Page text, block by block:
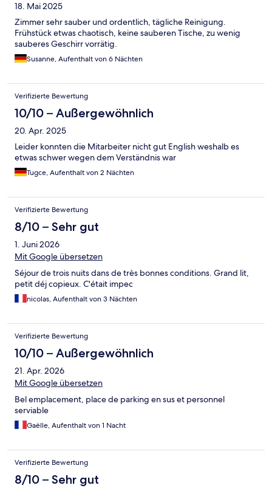
18. Mai 2025
Zimmer sehr sauber und ordentlich, tägliche Reinigung.
Frühstück etwas chaotisch, keine sauberen Tische, zu wenig
sauberes Geschirr vorrätig.
Susanne, Aufenthalt von 6 Nächten
Verifizierte Bewertung
10/10 – Außergewöhnlich
20. Apr. 2025
Leider konnten die Mitarbeiter nicht gut English weshalb es
etwas schwer wegen dem Verständnis war
Tugce, Aufenthalt von 2 Nächten
Verifizierte Bewertung
8/10 – Sehr gut
1. Juni 2026
Mit Google übersetzen
Séjour de trois nuits dans de très bonnes conditions. Grand lit,
petit déj copieux. C'était impec
nicolas, Aufenthalt von 3 Nächten
Verifizierte Bewertung
10/10 – Außergewöhnlich
21. Apr. 2026
Mit Google übersetzen
Bel emplacement, place de parking en sus et personnel
serviable
Gaëlle, Aufenthalt von 1 Nacht
Verifizierte Bewertung
8/10 – Sehr gut